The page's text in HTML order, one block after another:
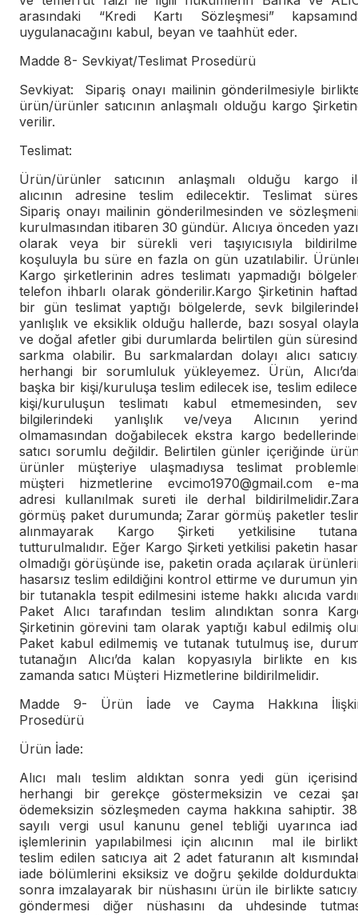
arasındaki “Kredi Kartı Sözleşmesi”
uygulanacağını kabul, beyan ve taahhüt eder.
Madde 8- Sevkiyat/Teslimat Prosedürü
Sevkiyat: Sipariş onayı mailinin gönderilmesiyle
ürün/ürünler satıcının anlaşmalı olduğu kargo
verilir.
Teslimat:
Ürün/ürünler satıcının anlaşmalı olduğu kargo
alıcının adresine teslim edilecektir. Teslimat
Sipariş onayı mailinin gönderilmesinden ve
kurulmasından itibaren 30 gündür. Alıcıya önceden
olarak veya bir sürekli veri taşıyıcısıyla
koşuluyla bu süre en fazla on gün uzatılabilir.
Kargo şirketlerinin adres teslimatı yapmadığı
telefon ihbarlı olarak gönderilir.Kargo Şirketinin
bir gün teslimat yaptığı bölgelerde, sevk
yanlışlık ve eksiklik olduğu hallerde, bazı sosyal
ve doğal afetler gibi durumlarda belirtilen gün
sarkma olabilir. Bu sarkmalardan dolayı alıcı
herhangi bir sorumluluk yükleyemez. Ürün,
başka bir kişi/kuruluşa teslim edilecek ise, teslim
kişi/kuruluşun teslimatı kabul etmemesinden,
bilgilerindeki yanlışlık ve/veya Alıcının
olmamasından doğabilecek ekstra kargo
satıcı sorumlu değildir. Belirtilen günler içeriğinde
ürünler müşteriye ulaşmadıysa teslimat
müşteri hizmetlerine evcimo1970@gmail.com e-
adresi kullanılmak sureti ile derhal
görmüş paket durumunda; Zarar görmüş paketler
alınmayarak Kargo Şirketi yetkilisine
tutturulmalıdır. Eğer Kargo Şirketi yetkilisi paketin
olmadığı görüşünde ise, paketin orada açılarak
hasarsız teslim edildiğini kontrol ettirme ve durumun
bir tutanakla tespit edilmesini isteme hakkı alıcıda
Paket Alıcı tarafından teslim alındıktan sonra
Şirketinin görevini tam olarak yaptığı kabul edilmiş
Paket kabul edilmemiş ve tutanak tutulmuş ise,
tutanağın Alıcı’da kalan kopyasıyla birlikte en
zamanda satıcı Müşteri Hizmetlerine bildirilmelidir.
Madde 9- Ürün İade ve Cayma Hakkına
Prosedürü
Ürün İade:
Alıcı malı teslim aldıktan sonra yedi gün
herhangi bir gerekçe göstermeksizin ve cezai
ödemeksizin sözleşmeden cayma hakkına sahiptir.
sayılı vergi usul kanunu genel tebliği uyarınca
işlemlerinin yapılabilmesi için alıcının mal ile
teslim edilen satıcıya ait 2 adet faturanın alt
iade bölümlerini eksiksiz ve doğru şekilde
sonra imzalayarak bir nüshasını ürün ile birlikte
göndermesi diğer nüshasını da uhdesinde